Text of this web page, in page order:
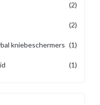
(2)
(2)
kniebeschermers (1)
(1)